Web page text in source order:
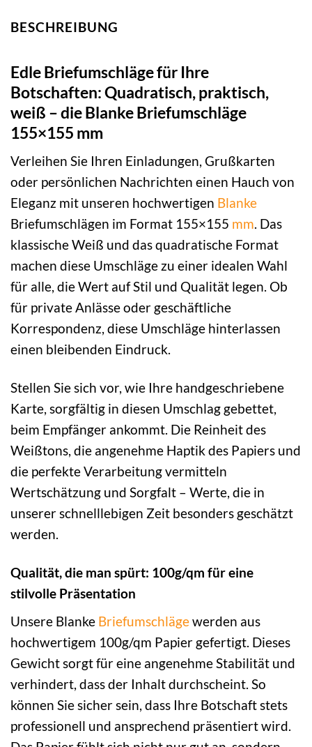
BESCHREIBUNG
Edle Briefumschläge für Ihre
Botschaften: Quadratisch, praktisch,
weiß – die Blanke Briefumschläge
155×155 mm
Verleihen Sie Ihren Einladungen, Grußkarten
oder persönlichen Nachrichten einen Hauch von
Eleganz mit unseren hochwertigen Blanke
Briefumschlägen im Format 155×155 mm. Das
klassische Weiß und das quadratische Format
machen diese Umschläge zu einer idealen Wahl
für alle, die Wert auf Stil und Qualität legen. Ob
für private Anlässe oder geschäftliche
Korrespondenz, diese Umschläge hinterlassen
einen bleibenden Eindruck.
Stellen Sie sich vor, wie Ihre handgeschriebene
Karte, sorgfältig in diesen Umschlag gebettet,
beim Empfänger ankommt. Die Reinheit des
Weißtons, die angenehme Haptik des Papiers und
die perfekte Verarbeitung vermitteln
Wertschätzung und Sorgfalt – Werte, die in
unserer schnelllebigen Zeit besonders geschätzt
werden.
Qualität, die man spürt: 100g/qm für eine
stilvolle Präsentation
Unsere Blanke Briefumschlägewerden aus
hochwertigem 100g/qm Papier gefertigt. Dieses
Gewicht sorgt für eine angenehme Stabilität und
verhindert, dass der Inhalt durchscheint. So
können Sie sicher sein, dass Ihre Botschaft stets
professionell und ansprechend präsentiert wird.